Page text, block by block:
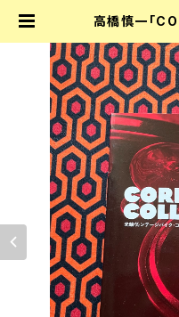
高橋慎一「
ン」初版 三
A パンサー ベ